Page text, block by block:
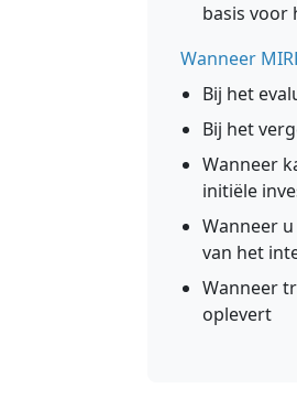
basis voor
Wanneer
Bij het
Bij het
Wanneer
initiële
Wanneer
van het
Wanneer
oplevert